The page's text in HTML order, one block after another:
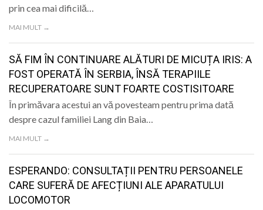
prin cea mai dificilă…
MAI MULT →
SĂ FIM ÎN CONTINUARE ALĂTURI DE MICUȚA IRIS: A
FOST OPERATĂ ÎN SERBIA, ÎNSĂ TERAPIILE
RECUPERATOARE SUNT FOARTE COSTISITOARE
În primăvara acestui an vă povesteam pentru prima dată
despre cazul familiei Lang din Baia…
MAI MULT →
ESPERANDO: CONSULTAȚII PENTRU PERSOANELE
CARE SUFERĂ DE AFECȚIUNI ALE APARATULUI
LOCOMOTOR